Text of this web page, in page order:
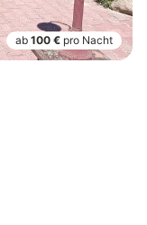
ab 100 € pro Nacht